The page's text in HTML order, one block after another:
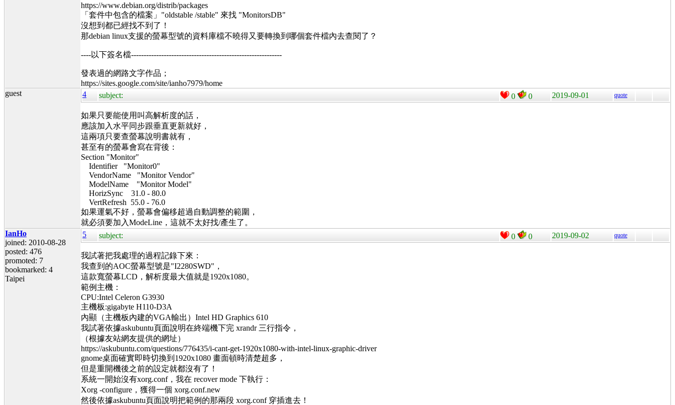
https://www.debian.org/distrib/packages
「套件中包含的檔案」"oldstable /stable" 來找 "MonitorsDB"
沒想到都已經找不到了！
那debian linux支援的螢幕型號的資料庫檔不曉得又要轉換到哪個套件檔內去查閱了？
----以下簽名檔------------------------------------------------------------
發表過的網路文字作品；
https://sites.google.com/site/ianho7979/home
guest
4 subject: 0 0 2019-09-01 quote
如果只要能使用叫高解析度的話，
應該加入水平同步跟垂直更新就好，
這兩項只要查螢幕說明書就有，
甚至有的螢幕會寫在背後：
Section "Monitor"
Identifier "Monitor0"
VendorName "Monitor Vendor"
ModelName "Monitor Model"
HorizSync 31.0 - 80.0
VertRefresh 55.0 - 76.0
如果運氣不好，螢幕會偏移超過自動調整的範圍，
就必須要加入ModeLine，這就不太好找/產生了。
IanHo
joined: 2010-08-28
posted: 476
promoted: 7
bookmarked: 4
Taipei
5 subject: 0 0 2019-09-02 quote
我試著把我處理的過程記錄下來：
我查到的AOC螢幕型號是"I2280SWD"，
這款寬螢幕LCD，解析度最大值就是1920x1080。
範例主機：
CPU:Intel Celeron G3930
主機板:gigabyte H110-D3A
內顯（主機板內建的VGA輸出）Intel HD Graphics 610
我試著依據askubuntu頁面說明在終端機下完 xrandr 三行指令，
（根據友站網友提供的網址）
https://askubuntu.com/questions/776435/i-cant-get-1920x1080-with-intel-linux-graphic-driver
gnome桌面確實即時切換到1920x1080 畫面頓時清楚超多，
但是重開機後之前的設定就都沒有了！
系統一開始沒有xorg.conf，我在 recover mode 下執行：
Xorg -configure，獲得一個 xorg.conf.new
然後依據askubuntu頁面說明把範例的那兩段 xorg.conf 穿插進去！